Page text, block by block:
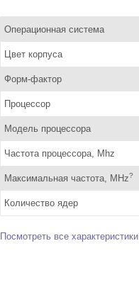
Операционная система
Цвет корпуса
Форм-фактор
Процессор
Модель процессора
Частота процессора, Mhz
Максимальная частота, MHz?
Количество ядер
Посмотреть все характеристики